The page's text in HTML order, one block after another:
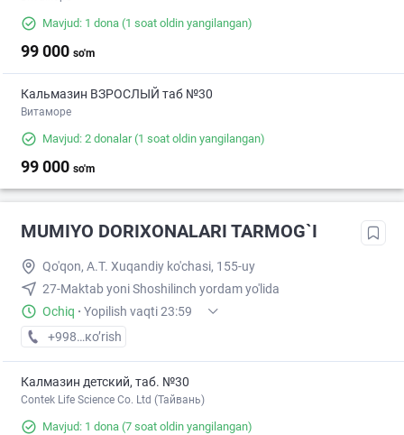
Mavjud: 1 dona (1 soat oldin yangilangan)
99 000 so'm
Кальмазин ВЗРОСЛЫЙ таб №30
Витаморе
Mavjud: 2 donalar(1 soat oldin yangilangan)
99 000 so'm
MUMIYO DORIXONALARI TARMOG`I
Qo'qon, A.T. Xuqandiy ko'chasi, 155-uy
27-Maktab yoni Shoshilinch yordam yo'lida
Ochiq · Yopilish vaqti 23:59
+998 (91) XXX-XX-XX
кo’rish
Калмазин детский, таб. №30
Contek Life Science Co. Ltd (Тайвань)
Mavjud: 1 dona (7 soat oldin yangilangan)